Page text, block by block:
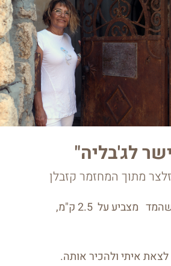
לג'בליה"
מתוך המחזמר קזבלן
אם למדוד איכות הרי שקזבלן הוא אחד ממחזות הזמר המוכרים והאהובים כבר 60 שנים אבל אם למדוד מרחק הרי שהמד מצביע על 2.5 ק"מ,
איתי ולהכיר אותה.